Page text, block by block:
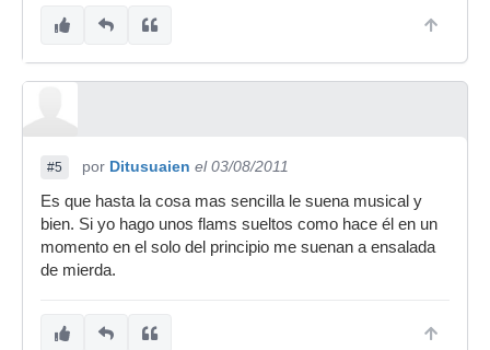
#5 por Ditusuaien el 03/08/2011
Es que hasta la cosa mas sencilla le suena musical y
bien. Si yo hago unos flams sueltos como hace él en un
momento en el solo del principio me suenan a ensalada
de mierda.